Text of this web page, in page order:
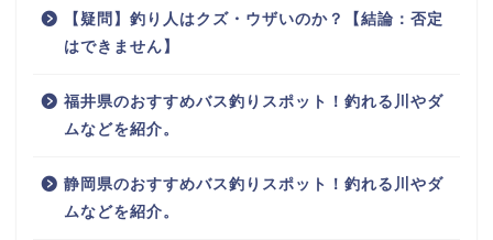
【疑問】釣り人はクズ・ウザいのか？【結論：否定
はできません】
福井県のおすすめバス釣りスポット！釣れる川やダ
ムなどを紹介。
静岡県のおすすめバス釣りスポット！釣れる川やダ
ムなどを紹介。